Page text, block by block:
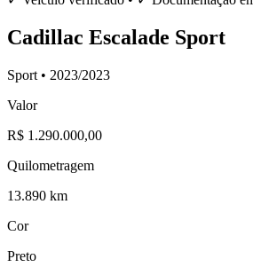
Cadillac Escalade Sport
Sport • 2023/2023
Valor
R$ 1.290.000,00
Quilometragem
13.890 km
Cor
Preto